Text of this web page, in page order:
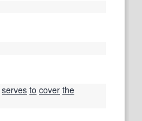
serves to cover the